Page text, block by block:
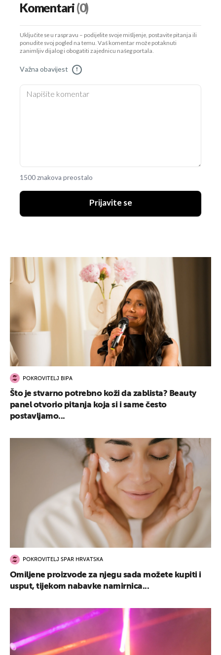
Komentari(0)
Uključite se u raspravu – podijelite svoje mišljenje, postavite pitanja ili
ponudite svoj pogled na temu. Vaš komentar može potaknuti
zanimljiv dijalog i obogatiti zajednicu našeg portala.
Važna obavijest !
1500 znakova preostalo
Prijavite se
POKROVITELJ BIPA
Što je stvarno potrebno koži da zablista? Beauty
panel otvorio pitanja koja si i same često
postavljamo...
POKROVITELJ SPAR HRVATSKA
Omiljene proizvode za njegu sada možete kupiti i
usput, tijekom nabavke namirnica...